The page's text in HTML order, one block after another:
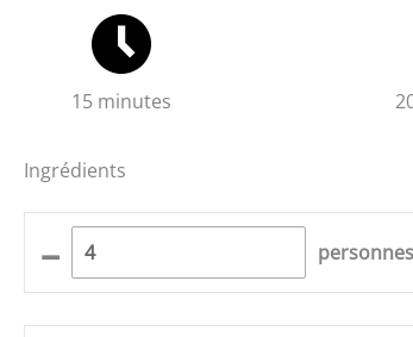
15 minutes
Ingrédients
– personnes